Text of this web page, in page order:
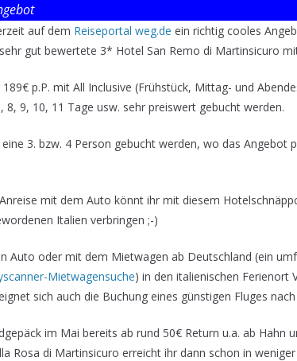
auf dem Reiseportal weg.de ein richtig cooles
gut bewertete 3* Hotel San Remo di Martinsicuro
p.P. mit All Inclusive (Frühstück, Mittag- und
8, 9, 10, 11 Tage usw. sehr preiswert gebucht werden.
3. bzw. 4 Person gebucht werden, wo das Angebot
mit dem Auto könnt ihr mit diesem
Italien verbringen ;-)
Auto oder mit dem Mietwagen ab Deutschland (ein
Mietwagensuche) in den italienischen Ferienort
sich auch die Buchung eines günstigen Fluges nach
im Mai bereits ab rund 50€ Return u.a. ab Hahn
Rosa di Martinsicuro erreicht ihr dann schon in